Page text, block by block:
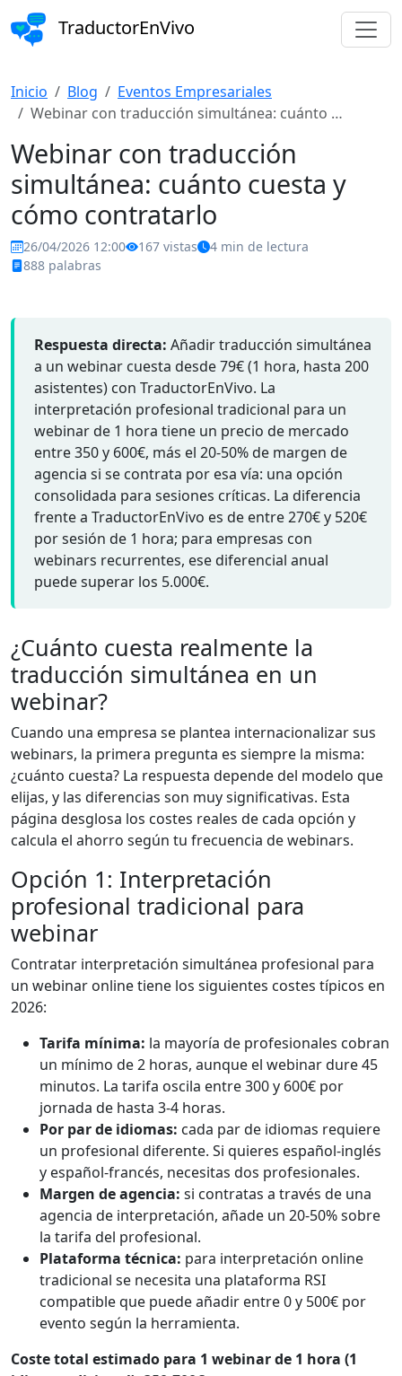
TraductorEnVivo
Inicio Blog
Eventos Empresariales
Webinar con traducción simultánea: cuánto …
Webinar con traducción
simultánea: cuánto cuesta y
cómo contratarlo
26/04/2026 12:00 167 vistas
4 min de lectura
888 palabras
Respuesta directa: Añadir traducción simultánea
a un webinar cuesta desde 79€ (1 hora, hasta 200
asistentes) con TraductorEnVivo. La
interpretación profesional tradicional para un
webinar de 1 hora tiene un precio de mercado
entre 350 y 600€, más el 20-50% de margen de
agencia si se contrata por esa vía: una opción
consolidada para sesiones críticas. La diferencia
frente a TraductorEnVivo es de entre 270€ y 520€
por sesión de 1 hora; para empresas con
webinars recurrentes, ese diferencial anual
puede superar los 5.000€.
¿Cuánto cuesta realmente la
traducción simultánea en un
webinar?
Cuando una empresa se plantea internacionalizar sus
webinars, la primera pregunta es siempre la misma:
¿cuánto cuesta? La respuesta depende del modelo que
elijas, y las diferencias son muy significativas. Esta
página desglosa los costes reales de cada opción y
calcula el ahorro según tu frecuencia de webinars.
Opción 1: Interpretación
profesional tradicional para
webinar
Contratar interpretación simultánea profesional para
un webinar online tiene los siguientes costes típicos en
2026:
Tarifa mínima: la mayoría de profesionales cobran
un mínimo de 2 horas, aunque el webinar dure 45
minutos. La tarifa oscila entre 300 y 600€ por
jornada de hasta 3-4 horas.
Por par de idiomas: cada par de idiomas requiere
un profesional diferente. Si quieres español-inglés
y español-francés, necesitas dos profesionales.
Margen de agencia: si contratas a través de una
agencia de interpretación, añade un 20-50% sobre
la tarifa del profesional.
Plataforma técnica: para interpretación online
tradicional se necesita una plataforma RSI
compatible que puede añadir entre 0 y 500€ por
evento según la herramienta.
Coste total estimado para 1 webinar de 1 hora (1